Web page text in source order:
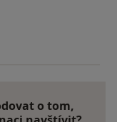
o tom,